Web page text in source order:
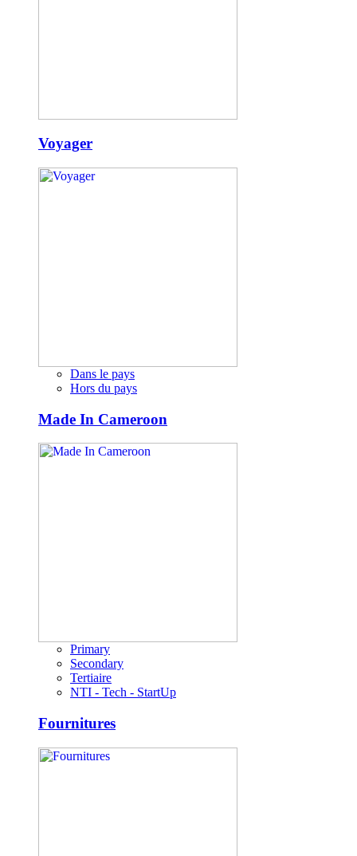
Voyager
Dans le pays
Hors du pays
Made In Cameroon
Primary
Secondary
Tertiaire
NTI - Tech - StartUp
Fournitures